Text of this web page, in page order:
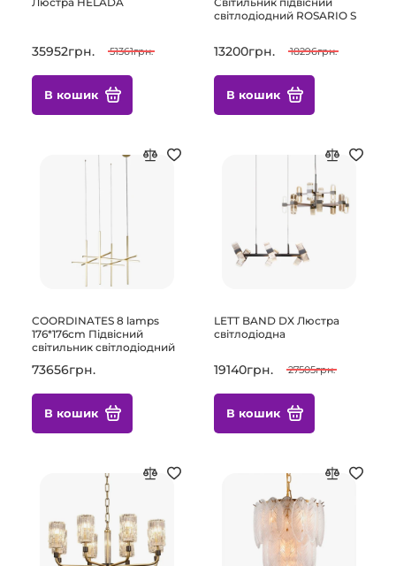
35952грн. 51361грн.
В кошик
світлодіодний ROSARIO S
13200грн. 18296грн.
В кошик
COORDINATES 8 lamps
176*176cm Підвісний
світильник світлодіодний
73656грн.
В кошик
LETT BAND DX Люстра
світлодіодна
19140грн. 27505грн.
В кошик